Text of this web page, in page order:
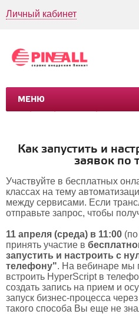
Личный кабинет
МЕНЮ
CRM CMS
Как запустить и
заявок по
Участвуйте в бесплатных
классах на тему
между сервисами. Если
отправьте запрос, чтобы
11 апреля (среда) в 11:00
принять участие в
запустить и настроить с
телефону". На вебинаре мы
встроить HyperScript в
создать запись на прием и
запуск бизнес-процесса
такого способа Вы еще не